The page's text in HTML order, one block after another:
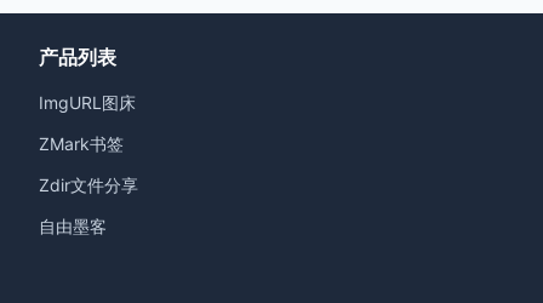
产品列表
ImgURL图床
ZMark书签
Zdir文件分享
自由墨客